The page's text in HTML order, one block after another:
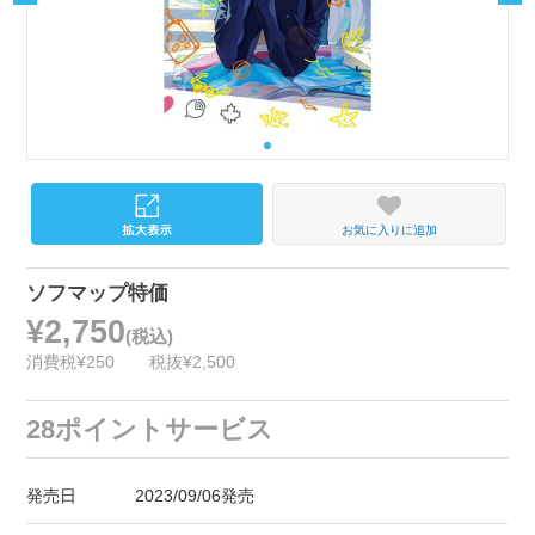
お気に入りに追加
ソフマップ特価
¥2,750(税込)
消費税¥250 税抜¥2,500
28ポイントサービス
発売日 2023/09/06発売